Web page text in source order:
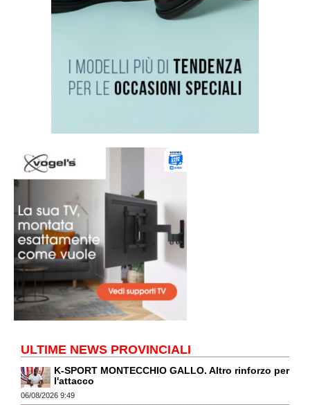
ULTIME NEWS PROVINCIALI
K-SPORT MONTECCHIO GALLO. Altro rinforzo per
l'attacco
06/08/2026 9:49